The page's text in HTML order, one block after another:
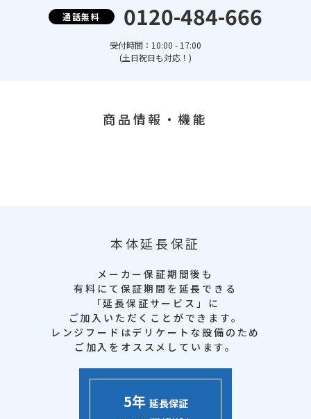
通話無料 0120-484-666
受付時間：10:00 - 17:00
(土日祝日も対応！)
商品情報・機能
本体延長保証
メーカー保証期間後も
有料にて保証期間を延長できる
「延長保証サービス」に
ご加入いただくことができます。
レンジフードはデリケートな設備のため
ご加入をオススメしています。
5年 延長保証